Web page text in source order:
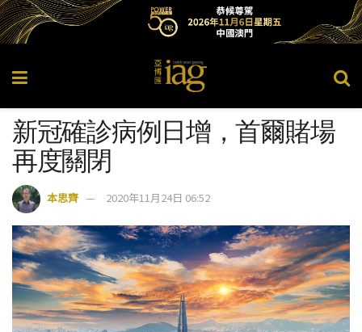
新冠確診病例日增，首爾賭場
再度關閉
本思齊 2020年11月24日 06:52